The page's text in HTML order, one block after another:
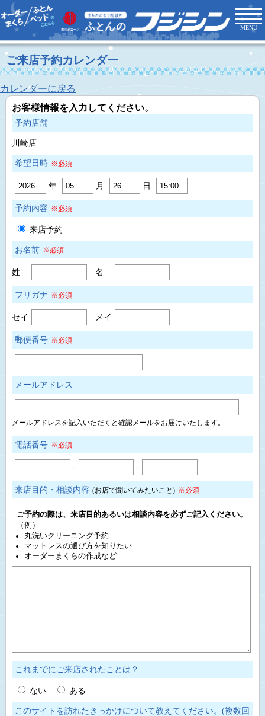
MENU
ご来店予約カレンダー
カレンダーに戻る
お客様情報を入力してください。
予約店舗
川崎店
希望日時 ※必須
年 月 日
予約内容 ※必須
来店予約
お名前 ※必須
姓 名
フリガナ ※必須
セイ メイ
郵便番号 ※必須
メールアドレス
メールアドレスを記入いただくと確認メールをお届けいたします。
電話番号 ※必須
- -
来店目的・相談内容 (お店で聞いてみたいこと) ※必須
ご予約の際は、来店目的あるいは相談内容を必ずご記入ください。
（例）
丸洗いクリーニング予約
マットレスの選び方を知りたい
オーダーまくらの作成など
これまでにご来店されたことは？
ない ある
このサイトを訪れたきっかけについて教えてください。(複数回